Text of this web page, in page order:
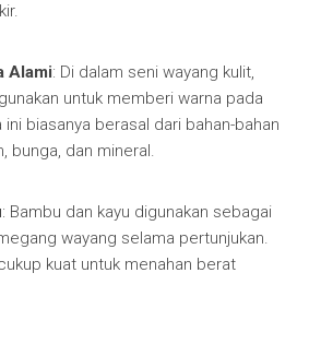
Alami: Di dalam seni wayang kulit,
untuk memberi warna pada
ini biasanya berasal dari bahan-bahan
bunga, dan mineral.
: Bambu dan kayu digunakan sebagai
wayang selama pertunjukan.
kuat untuk menahan berat